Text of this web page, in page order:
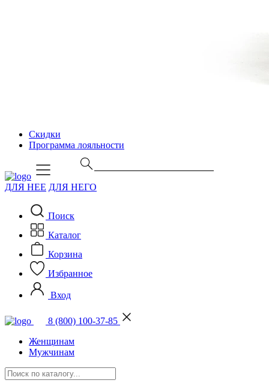
Скидки
Программа лояльности
ДЛЯ НЕЕ ДЛЯ НЕГО
Поиск
Каталог
Корзина
Избранное
Вход
8 (800) 100-37-85
Женщинам
Мужчинам